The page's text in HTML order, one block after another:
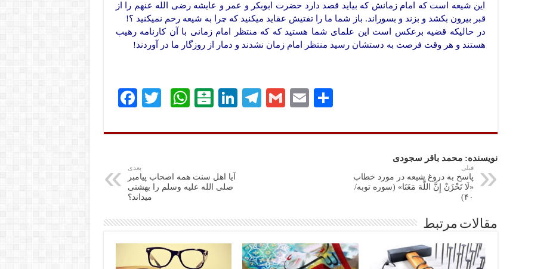
این شیعه است که امام زمانش که بیاید قصد دارد حضرت ابوبکر و عمر و عایشه رضی الله عنهم را از
قبر بیرون بکشد و بزند و بسوراند. باز شما ما را تفتیش عقاید میکنید که چرا به شیعه رحم نمیکنید ؟!
در حالیکه قضیه برعکس است این علمای شما هستید که که منتظر امام زمانی با آن کارنامه رهیب
هستند و هر وقت فرصت به دستشان رسید منتظر امام زمان نشدند و دمار از روزگار ما در آوردند!
Fa
bo tte
W
ts
pp
B
at
in
Li
ed
Te
gr
G
ail
E
ail تر
ی
نویسنده: محمد باقر سجودی
قبلی
پاسخ به دروغ شیعه در مورد خطاب
«لَا تَحْزَنْ إِنَّ اللَّهَ مَعَنَا» (سوره توبه/
۴۰)
بعدی
آیا اهل سنت همه اصحاب پیامبر
صلی الله علیه وسلم را بهشتی
میداند؟
مقالات مرتبط